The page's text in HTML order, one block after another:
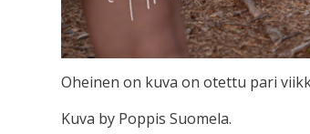
Oheinen on kuva on otettu pari
Kuva by Poppis Suomela.